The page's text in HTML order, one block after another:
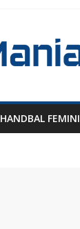
HANDBAL